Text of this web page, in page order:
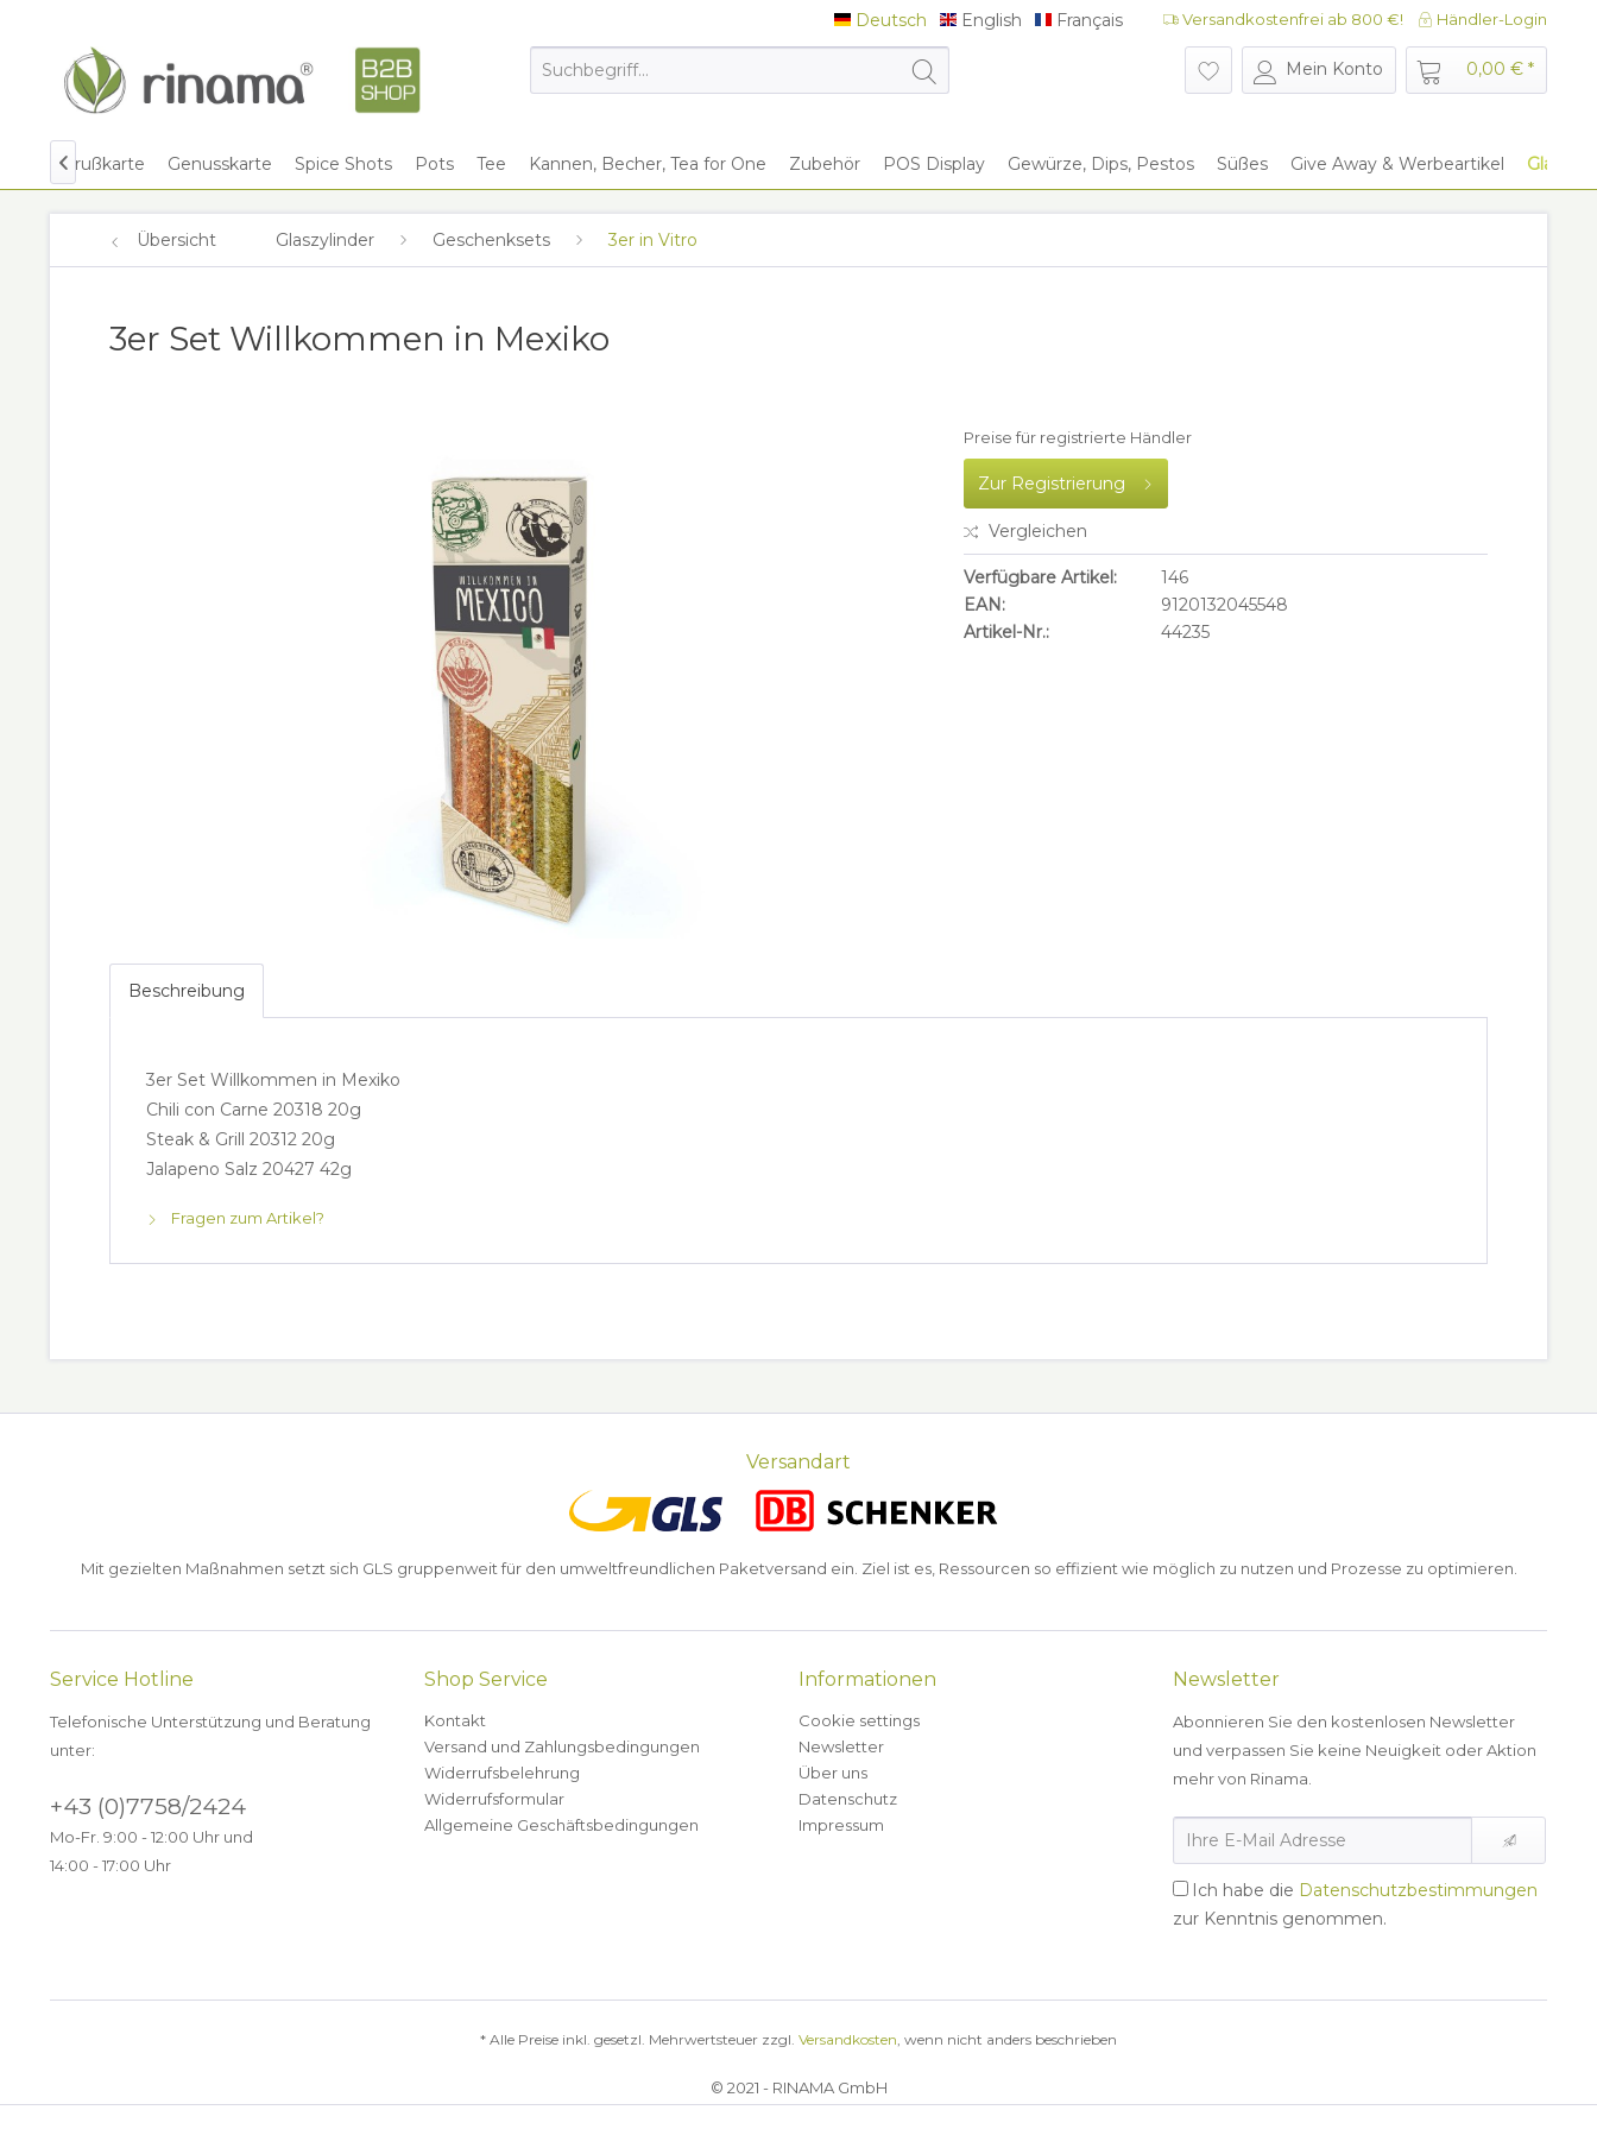
Deutsch
Deutsch English
English Français
Français Versandkostenfrei ab 800 €! Händler-Login
Mein Konto 0,00 € *
Grußkarte Genusskarte Spice Shots Pots Tee Kannen, Becher, Tea for One Zubehör POS Display Gewürze, Dips, Pestos Süßes Give Away & Werbeartikel

Übersicht Glaszylinder Geschenksets 3er in Vitro
3er Set Willkommen in Mexiko
Preise für registrierte Händler
Zur Registrierung
Vergleichen
Verfügbare Artikel:
146
EAN:
9120132045548
Artikel-Nr.:
44235
Beschreibung
3er Set Willkommen in Mexiko
Chili con Carne 20318 20g
Steak & Grill 20312 20g
Jalapeno Salz 20427 42g
Fragen zum Artikel?
Versandart
Mit gezielten Maßnahmen setzt sich GLS gruppenweit für den umweltfreundlichen Paketversand ein. Ziel ist es, Ressourcen so effizient wie möglich zu nutzen und Prozesse zu optimieren.
Service Hotline
Telefonische Unterstützung und Beratung
unter:
+43 (0)7758/2424
Mo-Fr. 9:00 - 12:00 Uhr und
14:00 - 17:00 Uhr
Shop Service
Kontakt
Versand und Zahlungsbedingungen
Widerrufsbelehrung
Widerrufsformular
Allgemeine Geschäftsbedingungen
Informationen
Cookie settings
Newsletter
Über uns
Datenschutz
Impressum
Newsletter
Abonnieren Sie den kostenlosen Newsletter
und verpassen Sie keine Neuigkeit oder Aktion
mehr von Rinama.
Ich habe die Datenschutzbestimmungen
zur Kenntnis genommen.
* Alle Preise inkl. gesetzl. Mehrwertsteuer zzgl. Versandkosten, wenn nicht anders beschrieben
© 2021 - RINAMA GmbH